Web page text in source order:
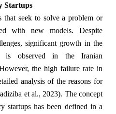
Startups
that seek to solve a problem or
with new models. Despite
significant growth in the
is observed in the Iranian
the high failure rate in
analysis of the reasons for
et al., 2023). The concept
startups has been defined in a